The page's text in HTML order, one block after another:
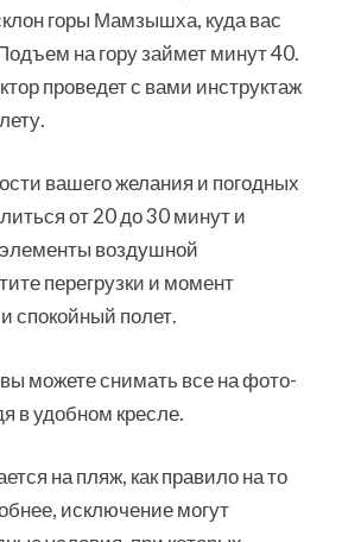
горы Мамзышха, куда вас
на гору займет минут 40.
проведет с вами инструктаж
вашего желания и погодных
от 20 до 30 минут и
воздушной
перегрузки и момент
спокойный полет.
можете снимать все на фото-
в удобном кресле.
на пляж, как правило на то
исключение могут